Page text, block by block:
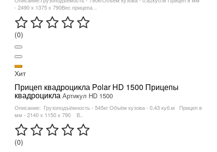
- 2490 х 1375 х 790Вес прицепа ..
(0)
Хит
Прицеп квадроцикла Polar HD 1500 Прицепы
квадроцикла Артикул HD 1500
Описание: Грузоподъёмность - 545кг Объём кузова - 0,43 куб.м Прицеп в
мм - 2140 х 1150 х 790 В..
(0)